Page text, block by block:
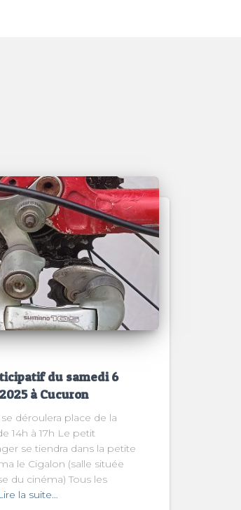
du samedi 6
à Cucuron
se déroulera place de la
14h à 17h Le petit
se tiendra dans la petite
le Cigalon (salle située
du cinéma) Tous les
la suite…